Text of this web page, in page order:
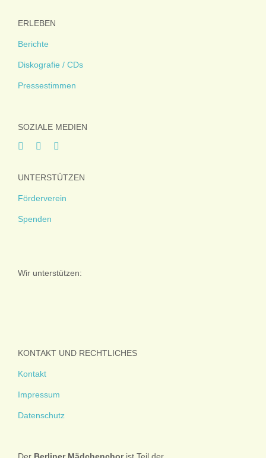
ERLEBEN
Berichte
Diskografie / CDs
Pressestimmen
SOZIALE MEDIEN
UNTERSTÜTZEN
Förderverein
Spenden
Wir unterstützen:
KONTAKT UND RECHTLICHES
Kontakt
Impressum
Datenschutz